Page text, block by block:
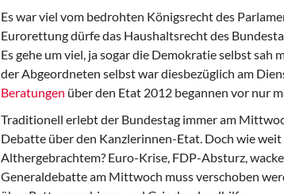
Es war viel vom bedrohten Königsrecht des
Eurorettung dürfe das Haushaltsrecht des
Es gehe um viel, ja sogar die Demokratie selbst sah
der Abgeordneten selbst war diesbezüglich am
Beratungen über den Etat 2012 begannen vor nur
Traditionell erlebt der Bundestag immer am
Debatte über den Kanzlerinnen-Etat. Doch wie
Althergebrachtem? Euro-Krise, FDP-Absturz,
Generaldebatte am Mittwoch muss verschoben